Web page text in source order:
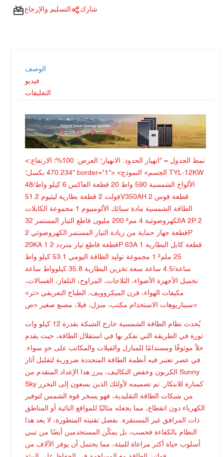
التسليم والإرجاع شارك
الوصف
فيديو
التعليقات
<نمط الجدول = "انهيار الحدود: الانهيار؛ العرض: 100%؛ الارتفاع:
470.234 بكسل؛" border="1"> <الجسم> النموذج TYL-12KW
الألواح الشمسية 590 واط 20 قطعة العاكس 6 كيلو واط/48
فولت 2 قطعة بطارية ليثيوم 51.2V350AH 2 قطعة قوس
الطاقة الشمسية مادة سبائك الألومنيوم 1 مجموعة الكابلات
الكهروضوئية 4 مم² 200 مليون قاطع التيار المستمر 32A 2P 2
قطعة جهاز حماية من زيادة التيار المستمر الكهروضوئي 2P
20KA 1 قطعة قاطع تيار متردد 2P 63A 1 قطعة كابل البطارية
25 ملم² 1 مجموعة توليد الطاقة اليومي 53.1 كيلو واط
ساعة/4.5 ساعة سعة تخزين البطارية 35.8 كيلوواط ساعة
تحميل الأجهزة الأضواء، الثلاجات، المراوح، التلفاز، الغسالات،
مكيفات الهواء، فرن الميكروويف، الطباخ التعريفي <تر>
سيناريوهات الاستخدام مكتب، منزل، فيلا، مصنع صغير<ص>
يُحدث نظام الطاقة الشمسية خارج الشبكة بقدرة 12 كيلو وات
ثورة في الطريقة التي نفكر بها في استقلال الطاقة، حيث يقدم
حلاً موثوقًا ومستدامًا للمنازل والفيلات والمكاتب على حدٍ سواء.
في عصر تعتبر فيه أنظمة الطاقة المتجددة ضرورية لتقليل آثار
الكربون وخفض التكاليف، يبرز هذا الإعداد المتقدم من Sunny
Sky كمنارة للابتكار. تم تصميمه لأولئك الذين يسعون إلى التحرر
من شبكات الطاقة التقليدية، فهو يسخر قوة الشمس لتوفير
الكهرباء دون انقطاع، مما يجعله مثاليًا للمواقع النائية أو المناطق
ذات المرافق غير المستقرة. بفضل تقنيته المتطورة، لا يعد هذا
النظام بالكفاءة فحسب، بل يمكّن المستخدمين أيضًا من تبني
أسلوب حياة أكثر مراعاة للبيئة، مما يحتمل أن يوفر الآلاف من